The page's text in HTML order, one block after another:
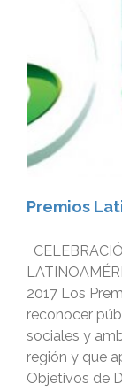
Premios
2017 Los
reconocer
sociales y
región y que
Objetivos de